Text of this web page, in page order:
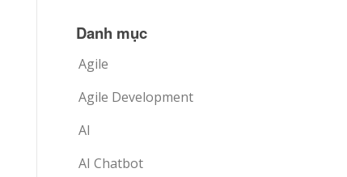
Danh mục
Agile
Agile Development
AI
AI Chatbot